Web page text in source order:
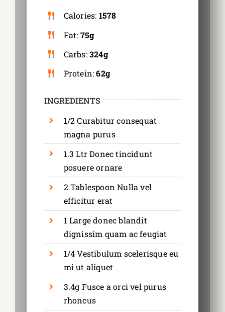
Calories: 1578
Fat: 75g
Carbs:324g
Protein:62g
INGREDIENTS
1/2 Curabitur consequat
magna purus
1.3 Ltr Donec tincidunt
posuere ornare
2 Tablespoon Nulla vel
efficitur erat
1 Large donec blandit
dignissim quam ac feugiat
1/4 Vestibulum scelerisque eu
mi ut aliquet
3.4g Fusce a orci vel purus
rhoncus